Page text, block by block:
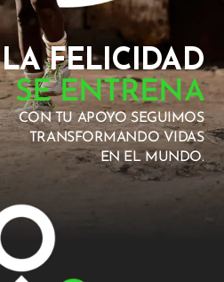
LA FELICIDAD
SE ENTRENA
CON TU APOYO SEGUIMOS
TRANSFORMANDO VIDAS
EN EL MUNDO.